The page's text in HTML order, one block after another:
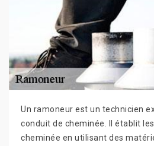
Un ramoneur est un technicien
conduit de cheminée. Il établit
cheminée en utilisant des